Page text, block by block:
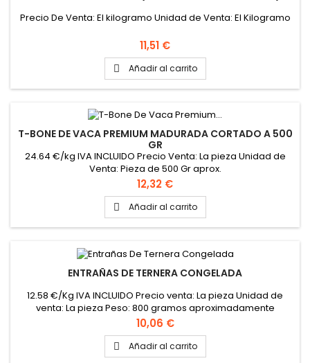
Precio De Venta: El kilogramo Unidad de Venta: El Kilogramo
Precio
11,51 €
 Añadir al carrito
T-BONE DE VACA PREMIUM MADURADA CORTADO A 500
GR
24.64 €/kg IVA INCLUIDO Precio Venta: La pieza Unidad de
Venta: Pieza de 500 Gr aprox.
Precio
12,32 €
 Añadir al carrito
ENTRAÑAS DE TERNERA CONGELADA
12.58 €/Kg IVA INCLUIDO Precio venta: La pieza Unidad de
venta: La pieza Peso: 800 gramos aproximadamente
Precio
10,06 €
 Añadir al carrito